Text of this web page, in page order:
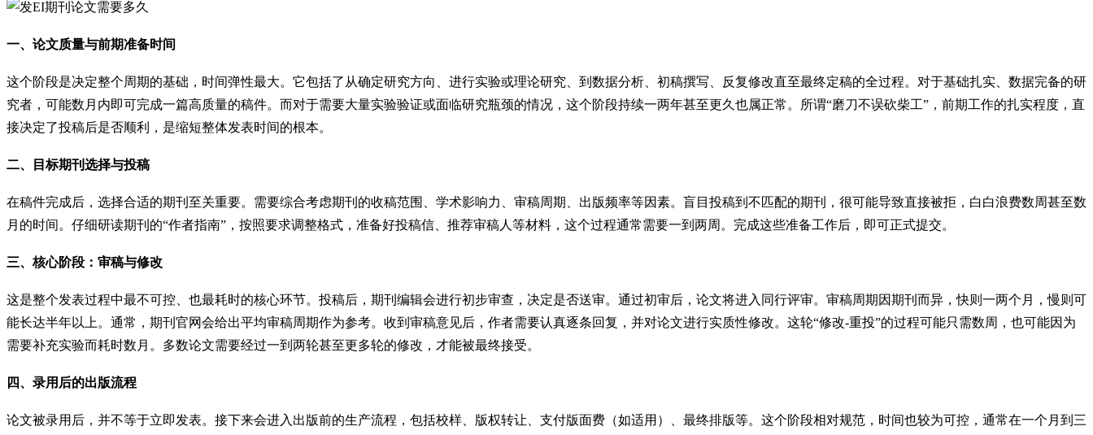
一、论文质量与前期准备时间
这个阶段是决定整个周期的基础，时间弹性最大。它包括了从确定研究方向、进行实验或理论研究、到数据分析、初稿撰写、反复修改直至最终定稿的全过程。对于基础扎实、数据完备的研
究者，可能数月内即可完成一篇高质量的稿件。而对于需要大量实验验证或面临研究瓶颈的情况，这个阶段持续一两年甚至更久也属正常。所谓“磨刀不误砍柴工”，前期工作的扎实程度，直
接决定了投稿后是否顺利，是缩短整体发表时间的根本。
二、目标期刊选择与投稿
在稿件完成后，选择合适的期刊至关重要。需要综合考虑期刊的收稿范围、学术影响力、审稿周期、出版频率等因素。盲目投稿到不匹配的期刊，很可能导致直接被拒，白白浪费数周甚至数
月的时间。仔细研读期刊的“作者指南”，按照要求调整格式，准备好投稿信、推荐审稿人等材料，这个过程通常需要一到两周。完成这些准备工作后，即可正式提交。
三、核心阶段：审稿与修改
这是整个发表过程中最不可控、也最耗时的核心环节。投稿后，期刊编辑会进行初步审查，决定是否送审。通过初审后，论文将进入同行评审。审稿周期因期刊而异，快则一两个月，慢则可
能长达半年以上。通常，期刊官网会给出平均审稿周期作为参考。收到审稿意见后，作者需要认真逐条回复，并对论文进行实质性修改。这轮“修改-重投”的过程可能只需数周，也可能因为
需要补充实验而耗时数月。多数论文需要经过一到两轮甚至更多轮的修改，才能被最终接受。
四、录用后的出版流程
论文被录用后，并不等于立即发表。接下来会进入出版前的生产流程，包括校样、版权转让、支付版面费（如适用）、最终排版等。这个阶段相对规范，时间也较为可控，通常在一个月到三